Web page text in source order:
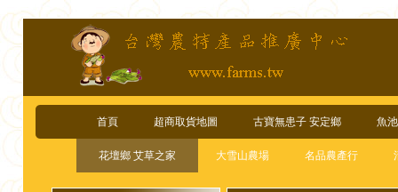
首頁 超商取貨地圖 古寶無患子 安定鄉 魚
花壇鄉 艾草之家 大雪山農場 名品農產行